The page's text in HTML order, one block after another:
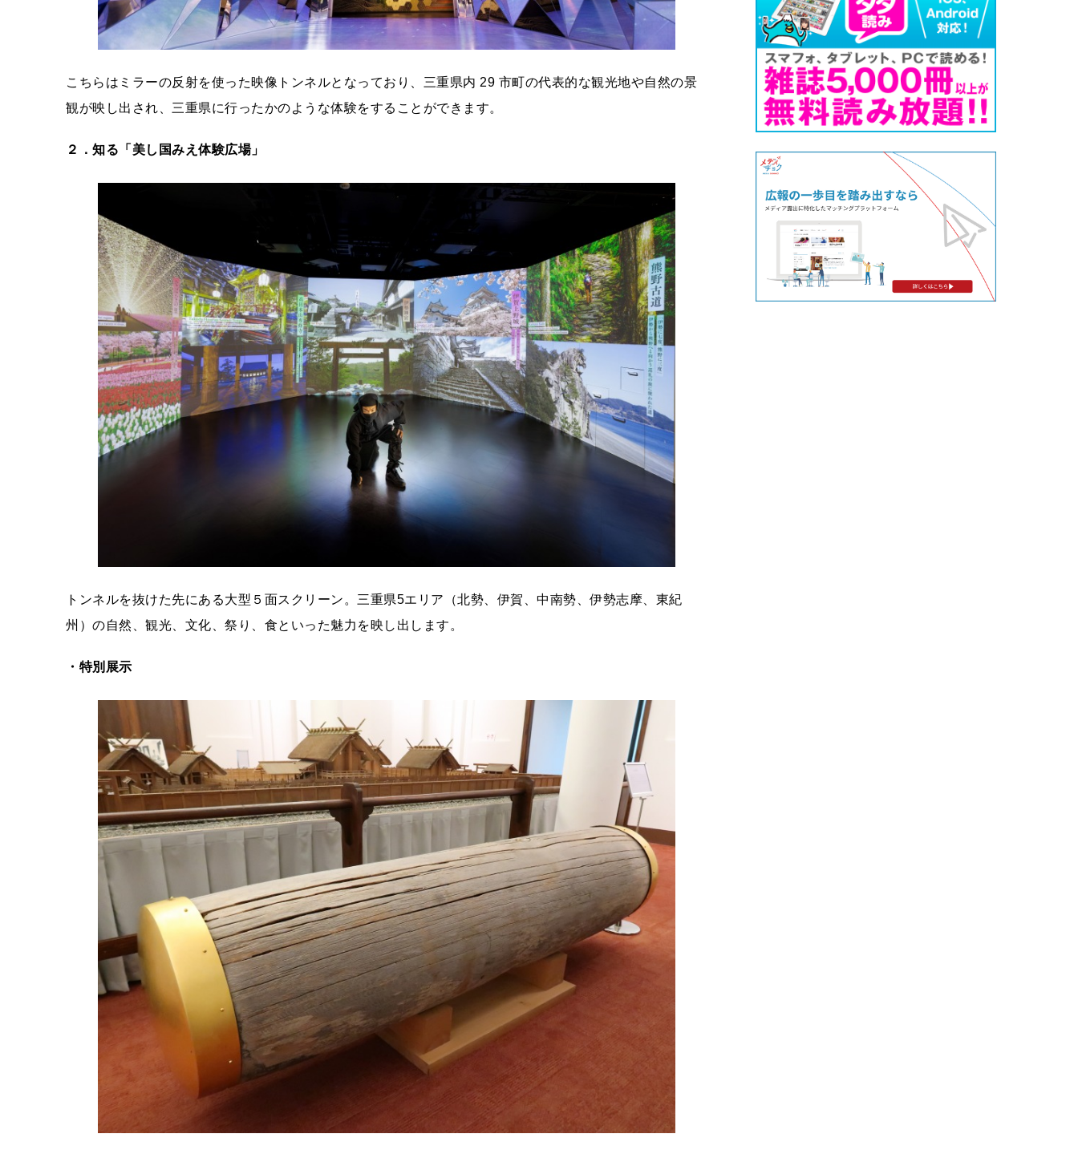
こちらはミラーの反射を使った映像トンネルとなっており、三重県内 29 市町の代表的な観光地や自然の景
観が映し出され、三重県に行ったかのような体験をすることができます。
２．知る「美し国みえ体験広場」
トンネルを抜けた先にある大型５面スクリーン。三重県5エリア（北勢、伊賀、中南勢、伊勢志摩、東紀
州）の自然、観光、文化、祭り、食といった魅力を映し出します。
・特別展示